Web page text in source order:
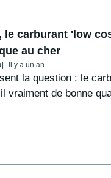
le carburant 'low
au cher
Il y a un an
la question : le
vraiment de bonne